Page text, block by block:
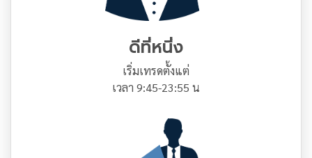
ดีที่หนี่ง
เริ่มเทรดตั้งแต่
เวลา 9:45-23:55 น